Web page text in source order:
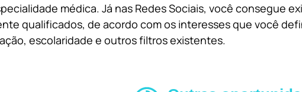
médica. Já nas Redes Sociais, você consegue
qualificados, de acordo com os interesses que você
escolaridade e outros filtros existentes.